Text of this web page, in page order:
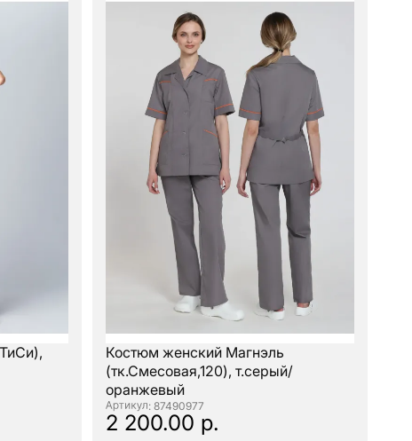
Костюм женский Магнэль
(тк.Смесовая,120), т.серый/
оранжевый
: 87490977
2 200.00 р.